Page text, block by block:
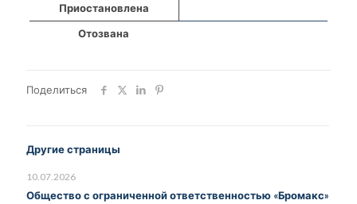
Приостановлена
Отозвана
Поделиться
Другие страницы
10.07.2026
Общество с ограниченной ответственностью «Бромакс»